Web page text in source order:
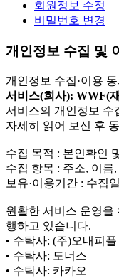
회원정보 수정
비밀번호 변경
개인정보 수집 및
개인정보 수집·이용 동
서비스(회사): WWF(
서비스의 개인정보 수
자세히 읽어 보신 후
수집 목적 : 본인확인
수집 항목 : 주소, 이름
보유·이용기간 : 수집
원활한 서비스 운영을
행하고 있습니다.
• 수탁사: (주)오내피플
• 수탁사: 도너스
• 수탁사: 카카오